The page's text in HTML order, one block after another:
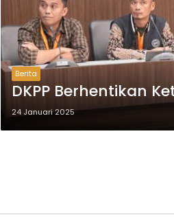
Berita
DKPP Berhentikan
24 Januari 2025